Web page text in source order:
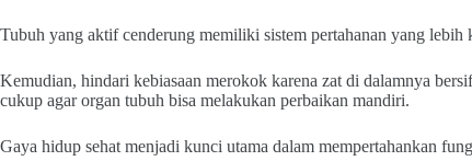
Tubuh yang aktif cenderung memiliki sistem pertahanan yang lebih
Kemudian, hindari kebiasaan merokok karena zat di dalamnya
cukup agar organ tubuh bisa melakukan perbaikan mandiri.
Gaya hidup sehat menjadi kunci utama dalam mempertahankan